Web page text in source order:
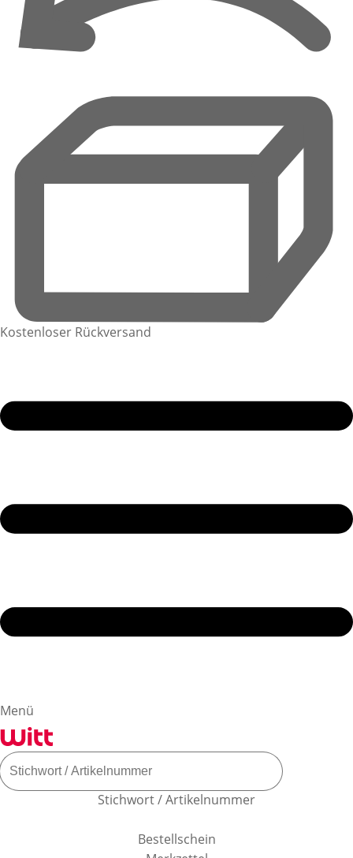
Kostenloser Rückversand
Menü
Stichwort / Artikelnummer
Bestellschein